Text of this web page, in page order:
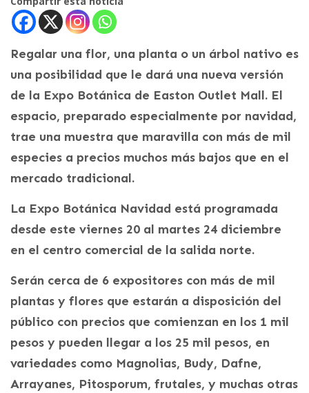
Regalar una flor, una planta o un árbol nativo es
una posibilidad que le dará una nueva versión
de la Expo Botánica de Easton Outlet Mall. El
espacio, preparado especialmente por navidad,
trae una muestra que maravilla con más de mil
especies a precios muchos más bajos que en el
mercado tradicional.
La Expo Botánica Navidad está programada
desde este viernes 20 al martes 24 diciembre
en el centro comercial de la salida norte.
Serán cerca de 6 expositores con más de mil
plantas y flores que estarán a disposición del
público con precios que comienzan en los 1 mil
pesos y pueden llegar a los 25 mil pesos, en
variedades como Magnolias, Budy, Dafne,
Arrayanes, Pitosporum, frutales, y muchas otras